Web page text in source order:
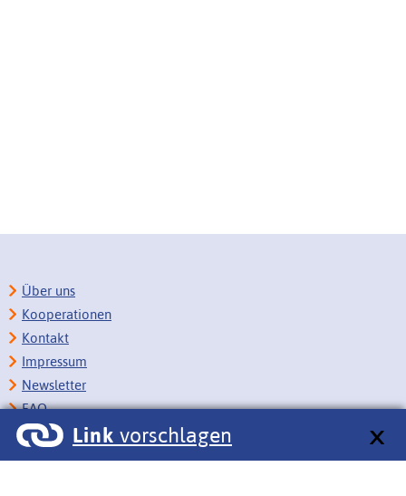
Link vorschlagen
Über uns
Kooperationen
Kontakt
Impressum
Newsletter
FAQ
Copyright